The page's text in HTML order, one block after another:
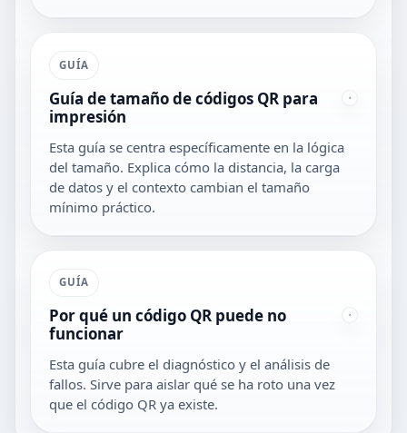
GUÍA
Guía de tamaño de códigos QR para
impresión
Esta guía se centra específicamente en la lógica
del tamaño. Explica cómo la distancia, la carga
de datos y el contexto cambian el tamaño
mínimo práctico.
GUÍA
Por qué un código QR puede no
funcionar
Esta guía cubre el diagnóstico y el análisis de
fallos. Sirve para aislar qué se ha roto una vez
que el código QR ya existe.